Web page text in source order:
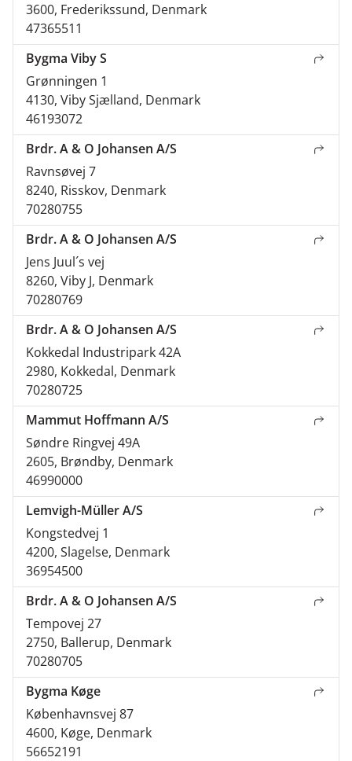
3600, Frederikssund, Denmark
47365511
Bygma Viby S
Grønningen 1
4130, Viby Sjælland, Denmark
46193072
Brdr. A & O Johansen A/S
Ravnsøvej 7
8240, Risskov, Denmark
70280755
Brdr. A & O Johansen A/S
Jens Juul´s vej
8260, Viby J, Denmark
70280769
Brdr. A & O Johansen A/S
Kokkedal Industripark 42A
2980, Kokkedal, Denmark
70280725
Mammut Hoffmann A/S
Søndre Ringvej 49A
2605, Brøndby, Denmark
46990000
Lemvigh-Müller A/S
Kongstedvej 1
4200, Slagelse, Denmark
36954500
Brdr. A & O Johansen A/S
Tempovej 27
2750, Ballerup, Denmark
70280705
Bygma Køge
Københavnsvej 87
4600, Køge, Denmark
56652191